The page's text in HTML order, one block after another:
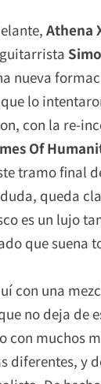
Athena
nueva
lo
con la re-
Of
tramo final
queda
es un lujo
que suena
con una
no deja de
muchos
diferentes, y